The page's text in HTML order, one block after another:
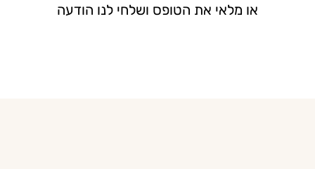
או מלאי את הטופס ושלחי לנו הודעה